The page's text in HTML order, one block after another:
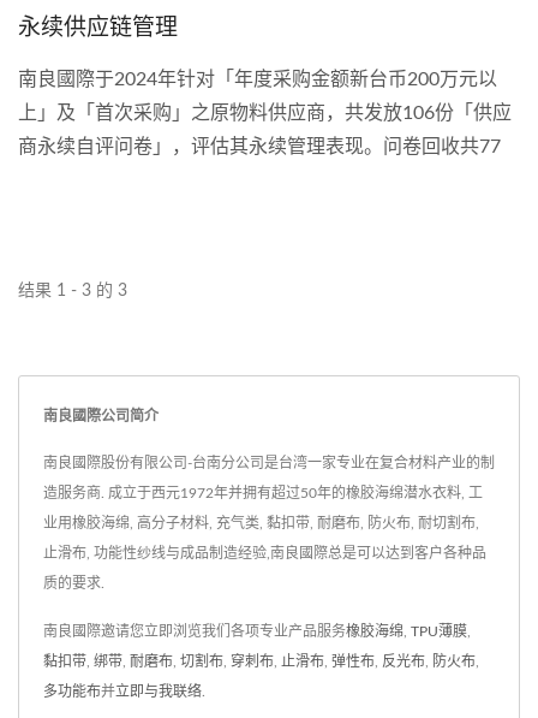
永续供应链管理
南良國際于2024年针对「年度采购金额新台币200万元以
上」及「首次采购」之原物料供应商，共发放106份「供应
商永续自评问卷」，评估其永续管理表现。问卷回收共77
提升回收率与合格率至八成以上，并规划针对重要供应商执
结果 1 - 3 的 3
南良國際公司简介
南良國際股份有限公司-台南分公司是台湾一家专业在复合材料产业的制
造服务商. 成立于西元1972年并拥有超过50年的橡胶海绵潜水衣料, 工
业用橡胶海绵, 高分子材料, 充气类, 黏扣带, 耐磨布, 防火布, 耐切割布,
止滑布, 功能性纱线与成品制造经验,南良國際总是可以达到客户各种品
质的要求.
南良國際邀请您立即浏览我们各项专业产品服务橡胶海绵 TPU薄膜
黏扣带 绑带 耐磨布 切割布 穿刺布 止滑布 弹性布 反光布 防火布
多功能布并 立即与我联络